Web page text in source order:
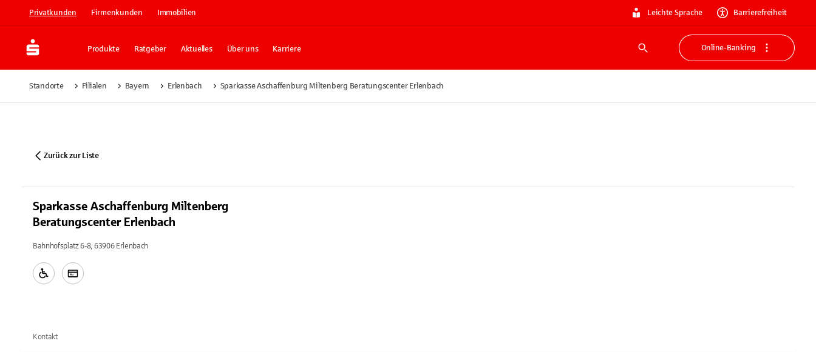
Privatkunden Firmenkunden Immobilien Leichte Sprache Barrierefreiheit
Produkte Ratgeber Aktuelles Über uns Karriere
Suche
Online-Banking
Standorte Filialen Bayern Erlenbach Sparkasse Aschaffenburg Miltenberg Beratungscenter Erlenbach
Zurück zur Liste
Sparkasse Aschaffenburg Miltenberg
Beratungscenter Erlenbach
Bahnhofsplatz 6-8, 63906 Erlenbach
Kontakt